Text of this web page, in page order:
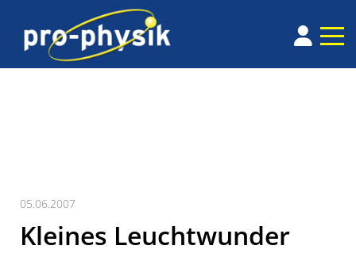
05.06.2007
Kleines Leuchtwunder